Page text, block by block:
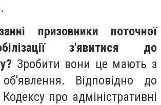
призовники поточної
з'явитися до
Зробити вони це мають з
Відповідно до
про адміністративні